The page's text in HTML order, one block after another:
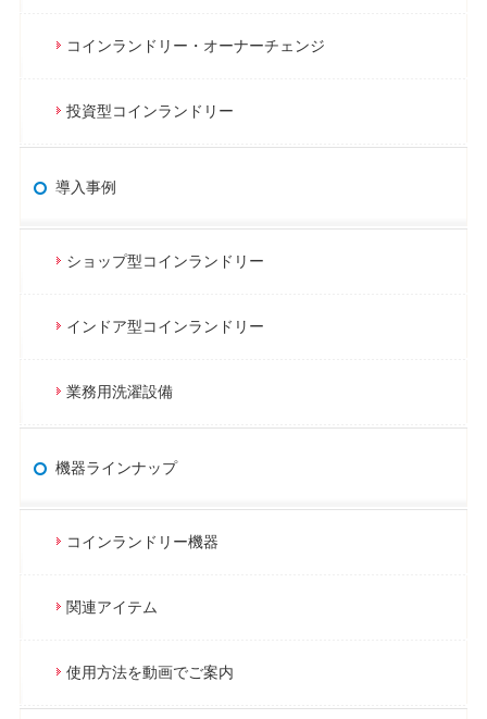
コインランドリー・オーナーチェンジ
投資型コインランドリー
導入事例
ショップ型コインランドリー
インドア型コインランドリー
業務用洗濯設備
機器ラインナップ
コインランドリー機器
関連アイテム
使用方法を動画でご案内